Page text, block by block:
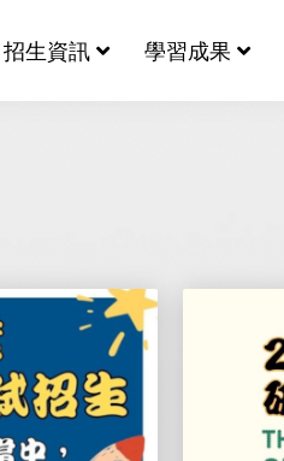
招生資訊 學習成果